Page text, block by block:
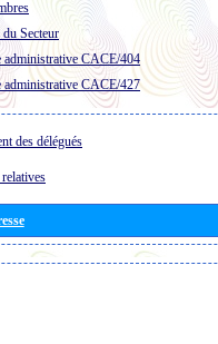
Secteur
administrative CACE/404
administrative CACE/427
des délégués